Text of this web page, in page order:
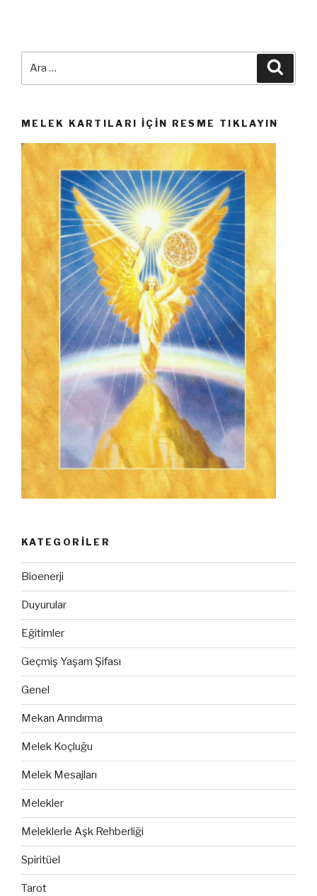
MELEK KARTILARI İÇIN RESME TIKLAYIN
KATEGORILER
Bioenerji
Duyurular
Eğitimler
Geçmiş Yaşam Şifası
Genel
Mekan Arındırma
Melek Koçluğu
Melek Mesajları
Melekler
Meleklerle Aşk Rehberliği
Spiritüel
Tarot